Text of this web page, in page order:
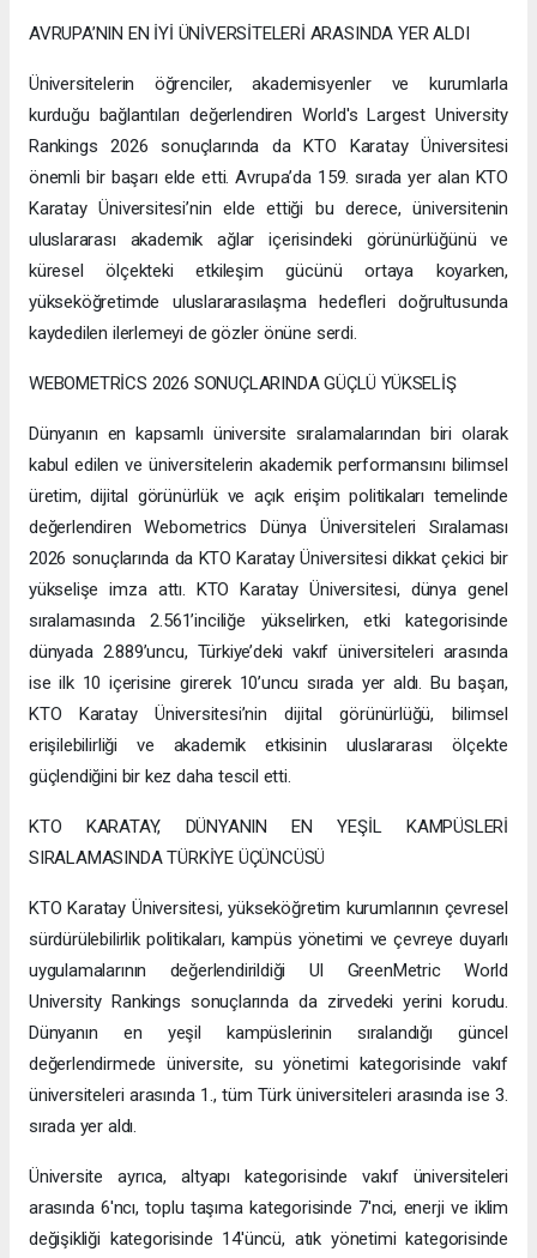
AVRUPA’NIN EN İYİ ÜNİVERSİTELERİ ARASINDA YER ALDI
Üniversitelerin öğrenciler, akademisyenler ve kurumlarla
kurduğu bağlantıları değerlendiren World's Largest University
Rankings 2026 sonuçlarında da KTO Karatay Üniversitesi
önemli bir başarı elde etti. Avrupa’da 159. sırada yer alan KTO
Karatay Üniversitesi’nin elde ettiği bu derece, üniversitenin
uluslararası akademik ağlar içerisindeki görünürlüğünü ve
küresel ölçekteki etkileşim gücünü ortaya koyarken,
yükseköğretimde uluslararasılaşma hedefleri doğrultusunda
kaydedilen ilerlemeyi de gözler önüne serdi.
WEBOMETRİCS 2026 SONUÇLARINDA GÜÇLÜ YÜKSELİŞ
Dünyanın en kapsamlı üniversite sıralamalarından biri olarak
kabul edilen ve üniversitelerin akademik performansını bilimsel
üretim, dijital görünürlük ve açık erişim politikaları temelinde
değerlendiren Webometrics Dünya Üniversiteleri Sıralaması
2026 sonuçlarında da KTO Karatay Üniversitesi dikkat çekici bir
yükselişe imza attı. KTO Karatay Üniversitesi, dünya genel
sıralamasında 2.561’inciliğe yükselirken, etki kategorisinde
dünyada 2.889’uncu, Türkiye’deki vakıf üniversiteleri arasında
ise ilk 10 içerisine girerek 10’uncu sırada yer aldı. Bu başarı,
KTO Karatay Üniversitesi’nin dijital görünürlüğü, bilimsel
erişilebilirliği ve akademik etkisinin uluslararası ölçekte
güçlendiğini bir kez daha tescil etti.
KTO KARATAY, DÜNYANIN EN YEŞİL KAMPÜSLERİ
SIRALAMASINDA TÜRKİYE ÜÇÜNCÜSÜ
KTO Karatay Üniversitesi, yükseköğretim kurumlarının çevresel
sürdürülebilirlik politikaları, kampüs yönetimi ve çevreye duyarlı
uygulamalarının değerlendirildiği UI GreenMetric World
University Rankings sonuçlarında da zirvedeki yerini korudu.
Dünyanın en yeşil kampüslerinin sıralandığı güncel
değerlendirmede üniversite, su yönetimi kategorisinde vakıf
üniversiteleri arasında 1., tüm Türk üniversiteleri arasında ise 3.
sırada yer aldı.
Üniversite ayrıca, altyapı kategorisinde vakıf üniversiteleri
arasında 6'ncı, toplu taşıma kategorisinde 7'nci, enerji ve iklim
değişikliği kategorisinde 14'üncü, atık yönetimi kategorisinde